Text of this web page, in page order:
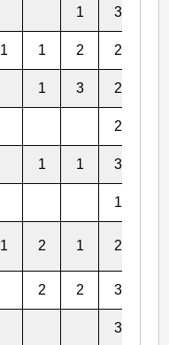
1 3
1 1 2 2
1 3 2
2
1 1 3
1
1 2 1 2
2 2 3
3